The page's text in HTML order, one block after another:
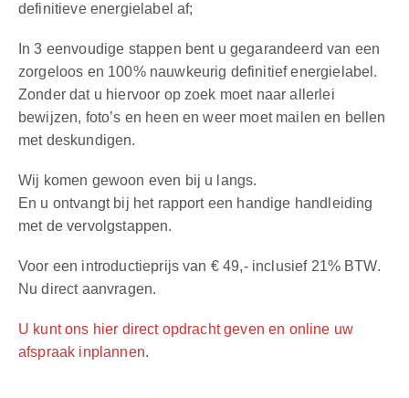
definitieve energielabel af;
In 3 eenvoudige stappen bent u gegarandeerd van een
zorgeloos en 100% nauwkeurig definitief energielabel.
Zonder dat u hiervoor op zoek moet naar allerlei
bewijzen, foto’s en heen en weer moet mailen en bellen
met deskundigen.
Wij komen gewoon even bij u langs.
En u ontvangt bij het rapport een handige handleiding
met de vervolgstappen.
Voor een introductieprijs van € 49,- inclusief 21% BTW.
Nu direct aanvragen.
U kunt ons hier direct opdracht geven en online uw
afspraak inplannen.